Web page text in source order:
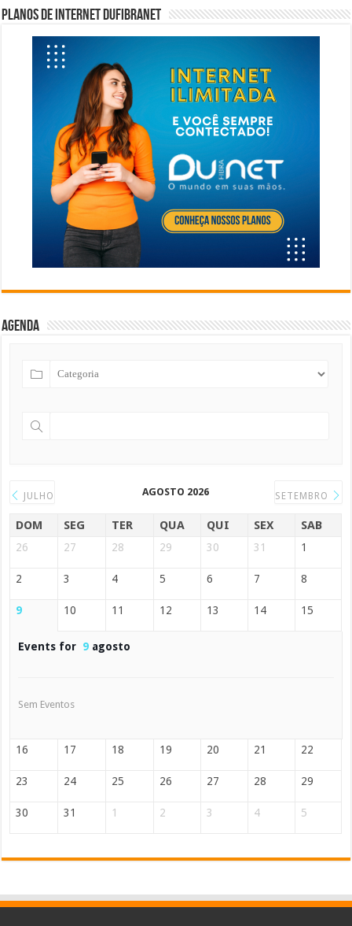
Planos de internet DUFIBRANET
Agenda
JULHO AGOSTO 2026 SETEMBRO
DOM SEG TER QUA QUI SEX SAB
26 27 28 29 30 31 1
2 3 4 5 6 7 8
9 10 11 12 13 14 15
Events for 9 agosto
Sem Eventos
16 17 18 19 20 21 22
23 24 25 26 27 28 29
30 31 1 2 3 4 5